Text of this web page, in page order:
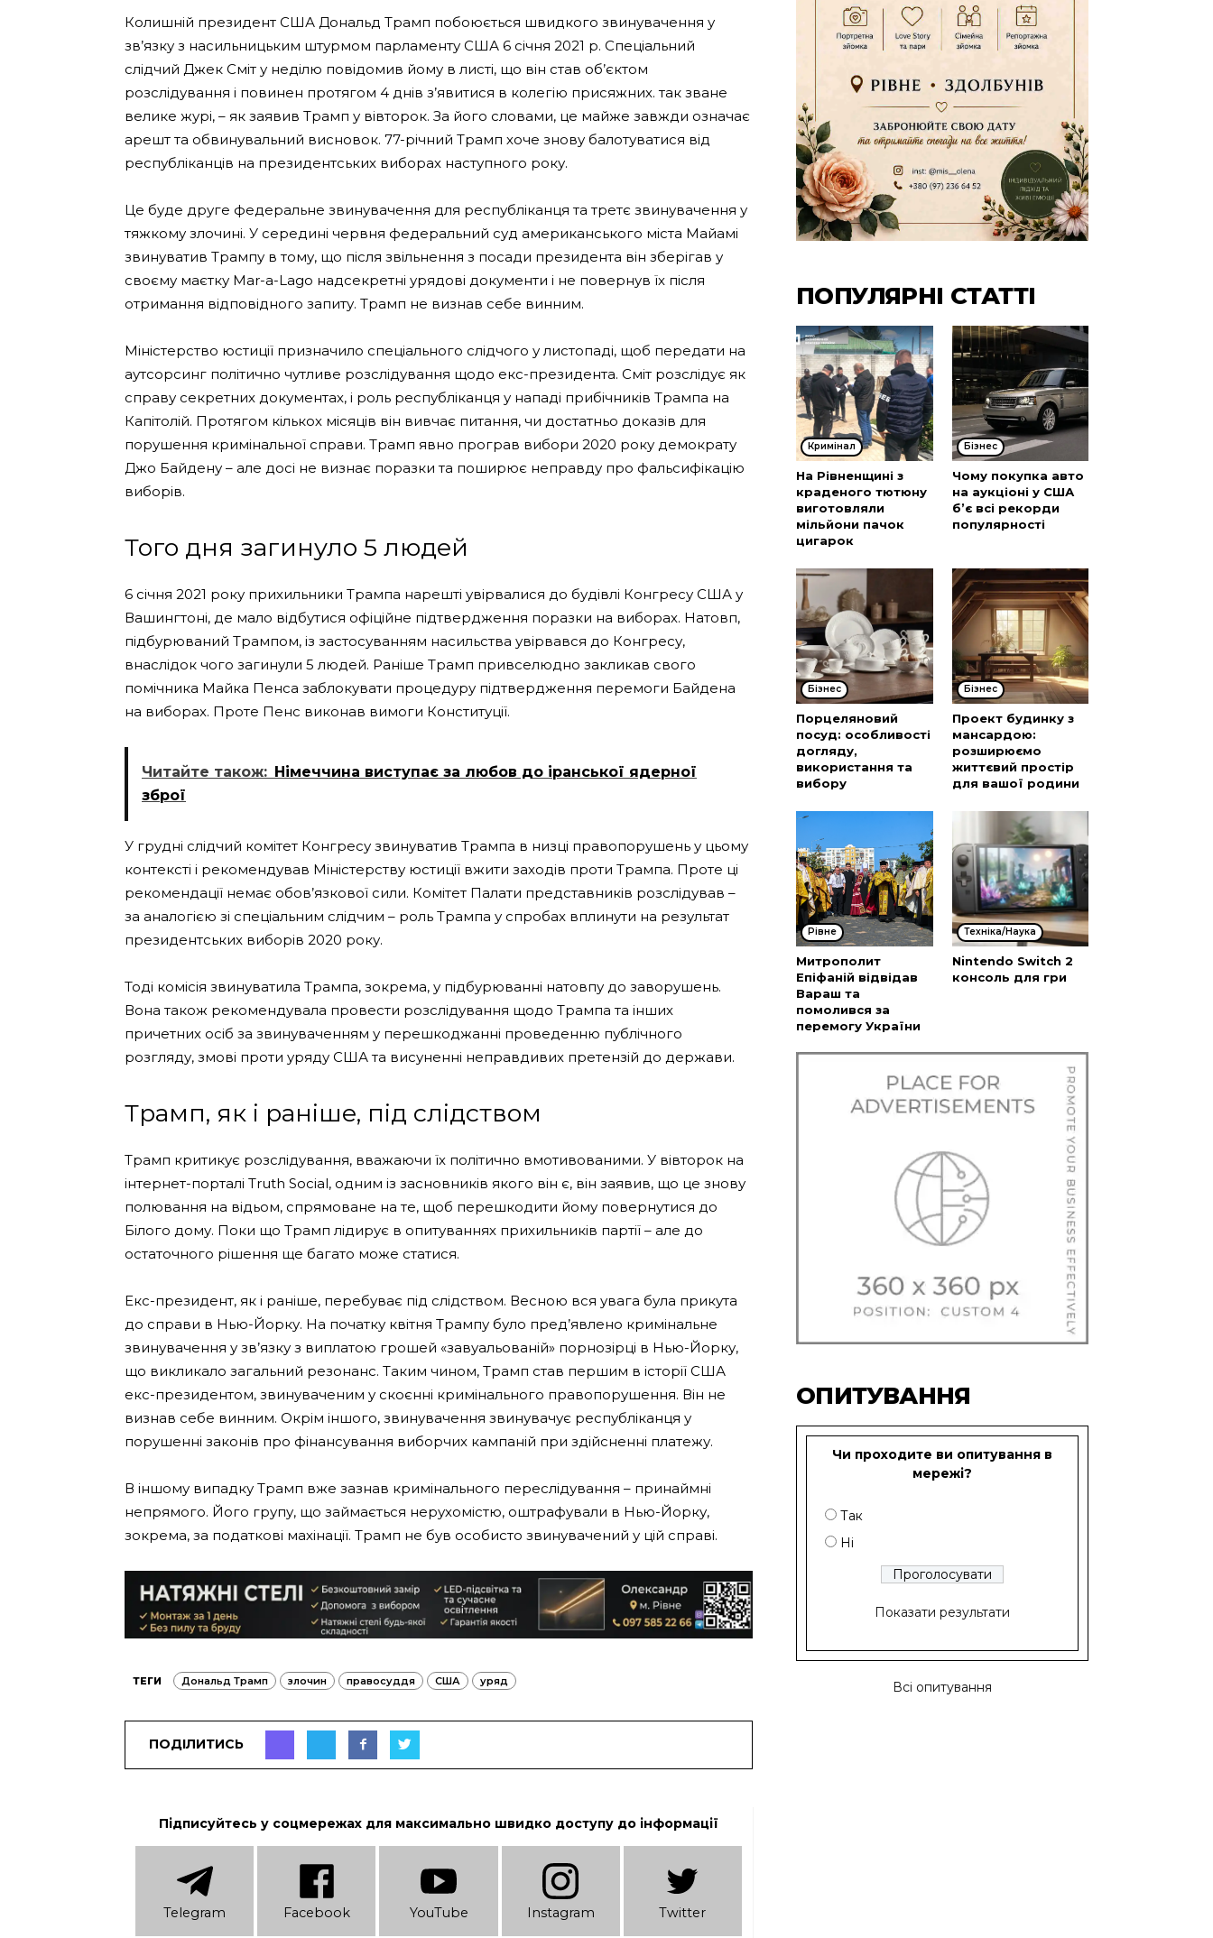
Колишній президент США Дональд Трамп побоюється швидкого звинувачення у
зв’язку з насильницьким штурмом парламенту США 6 січня 2021 р. Спеціальний
слідчий Джек Сміт у неділю повідомив йому в листі, що він став об’єктом
розслідування і повинен протягом 4 днів з’явитися в колегію присяжних. так зване
велике журі, – як заявив Трамп у вівторок. За його словами, це майже завжди означає
арешт та обвинувальний висновок. 77-річний Трамп хоче знову балотуватися від
республіканців на президентських виборах наступного року.
Це буде друге федеральне звинувачення для республіканця та третє звинувачення у
тяжкому злочині. У середині червня федеральний суд американського міста Майамі
звинуватив Трампу в тому, що після звільнення з посади президента він зберігав у
своєму маєтку Mar-a-Lago надсекретні урядові документи і не повернув їх після
отримання відповідного запиту. Трамп не визнав себе винним.
Міністерство юстиції призначило спеціального слідчого у листопаді, щоб передати на
аутсорсинг політично чутливе розслідування щодо екс-президента. Сміт розслідує як
справу секретних документах, і роль республіканця у нападі прибічників Трампа на
Капітолій. Протягом кількох місяців він вивчає питання, чи достатньо доказів для
порушення кримінальної справи. Трамп явно програв вибори 2020 року демократу
Джо Байдену – але досі не визнає поразки та поширює неправду про фальсифікацію
виборів.
Того дня загинуло 5 людей
6 січня 2021 року прихильники Трампа нарешті увірвалися до будівлі Конгресу США у
Вашингтоні, де мало відбутися офіційне підтвердження поразки на виборах. Натовп,
підбурюваний Трампом, із застосуванням насильства увірвався до Конгресу,
внаслідок чого загинули 5 людей. Раніше Трамп привселюдно закликав свого
помічника Майка Пенса заблокувати процедуру підтвердження перемоги Байдена
на виборах. Проте Пенс виконав вимоги Конституції.
Читайте також: Німеччина виступає за любов до іранської ядерної
зброї
У грудні слідчий комітет Конгресу звинуватив Трампа в низці правопорушень у цьому
контексті і рекомендував Міністерству юстиції вжити заходів проти Трампа. Проте ці
рекомендації немає обов’язкової сили. Комітет Палати представників розслідував –
за аналогією зі спеціальним слідчим – роль Трампа у спробах вплинути на результат
президентських виборів 2020 року.
Тоді комісія звинуватила Трампа, зокрема, у підбурюванні натовпу до заворушень.
Вона також рекомендувала провести розслідування щодо Трампа та інших
причетних осіб за звинуваченням у перешкоджанні проведенню публічного
розгляду, змові проти уряду США та висуненні неправдивих претензій до держави.
Трамп, як і раніше, під слідством
Трамп критикує розслідування, вважаючи їх політично вмотивованими. У вівторок на
інтернет-порталі Truth Social, одним із засновників якого він є, він заявив, що це знову
полювання на відьом, спрямоване на те, щоб перешкодити йому повернутися до
Білого дому. Поки що Трамп лідирує в опитуваннях прихильників партії – але до
остаточного рішення ще багато може статися.
Екс-президент, як і раніше, перебуває під слідством. Весною вся увага була прикута
до справи в Нью-Йорку. На початку квітня Трампу було пред’явлено кримінальне
звинувачення у зв’язку з виплатою грошей «завуальованій» порнозірці в Нью-Йорку,
що викликало загальний резонанс. Таким чином, Трамп став першим в історії США
екс-президентом, звинуваченим у скоєнні кримінального правопорушення. Він не
визнав себе винним. Окрім іншого, звинувачення звинувачує республіканця у
порушенні законів про фінансування виборчих кампаній при здійсненні платежу.
В іншому випадку Трамп вже зазнав кримінального переслідування – принаймні
непрямого. Його групу, що займається нерухомістю, оштрафували в Нью-Йорку,
зокрема, за податкові махінації. Трамп не був особисто звинувачений у цій справі.
ТЕГИ Дональд Трамп злочин правосуддя США уряд
ПОДІЛИТИСЬ
Підписуйтесь у соцмережах для максимально швидко доступу до інформації
Telеgram Facebook YouTube Instagram Twitter
ПОПУЛЯРНІ СТАТТІ
Кримінал
На Рівненщині з
краденого тютюну
виготовляли
мільйони пачок
цигарок
Бізнес
Чому покупка авто
на аукціоні у США
б’є всі рекорди
популярності
Бізнес
Порцеляновий
посуд: особливості
догляду,
використання та
вибору
Бізнес
Проект будинку з
мансардою:
розширюємо
життєвий простір
для вашої родини
Рівне
Митрополит
Епіфаній відвідав
Вараш та
помолився за
перемогу України
Техніка/Наука
Nintendo Switch 2
консоль для гри
ОПИТУВАННЯ
Чи проходите ви опитування в
мережі?
Так
Ні
Показати результати
Всі опитування